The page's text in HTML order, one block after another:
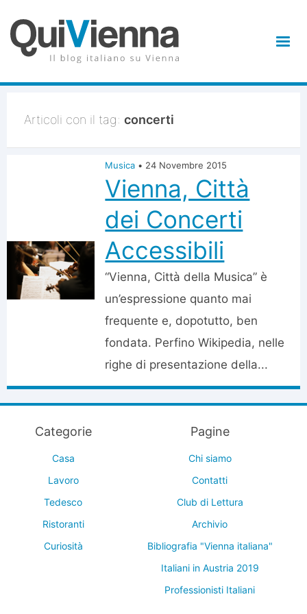
Articoli con il tag: concerti
Musica • 24 Novembre 2015
Vienna, Città
dei Concerti
Accessibili
“Vienna, Città della Musica” è
un’espressione quanto mai
frequente e, dopotutto, ben
fondata. Perfino Wikipedia, nelle
righe di presentazione della...
Categorie
Casa
Lavoro
Tedesco
Ristoranti
Curiosità
Pagine
Chi siamo
Contatti
Club di Lettura
Archivio
Bibliografia "Vienna italiana"
Italiani in Austria 2019
Professionisti Italiani